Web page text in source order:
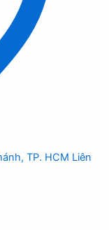
TP. HCM Liên